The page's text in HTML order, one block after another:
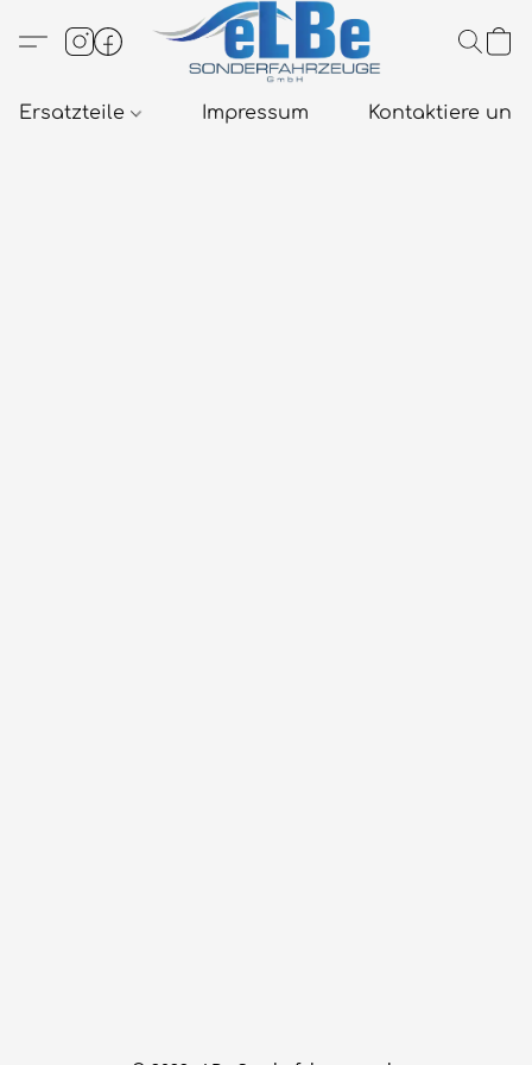
Ersatzteile Impressum Kontaktiere uns